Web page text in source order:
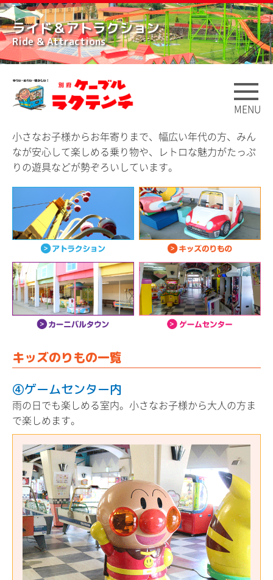
ライド＆アトラクション
Ride & Attractions
MENU
小さなお子様からお年寄りまで、幅広い年代の方、みん
なが安心して楽しめる乗り物や、レトロな魅力がたっぷ
りの遊具などが勢ぞろいしています。
キッズのりもの一覧
④ゲームセンター内
雨の日でも楽しめる室内。小さなお子様から大人の方ま
で楽しめます。